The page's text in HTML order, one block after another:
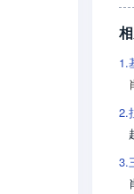
1.
2.
3.